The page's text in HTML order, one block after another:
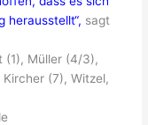
herausstellt“, sagt
(1), Müller (4/3),
Kircher (7), Witzel,